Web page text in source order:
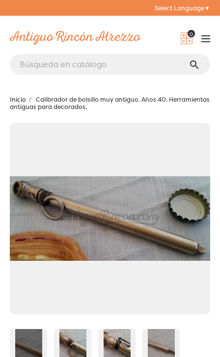
Select Language▼
0
search
Inicio
Calibrador de bolsillo muy antiguo. Años 40. Herramientas
antiguas para decorados.